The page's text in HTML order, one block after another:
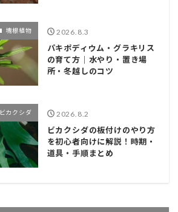
塊根植物 2026.8.3
パキポディウム・グラキリス
の育て方｜水やり・置き場
所・冬越しのコツ
ビカクシダ 2026.8.2
ビカクシダの板付けのやり方
を初心者向けに解説！時期・
道具・手順まとめ